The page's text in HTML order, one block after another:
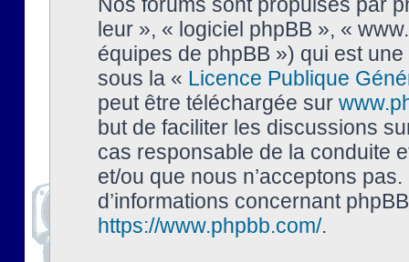
leur », « logiciel phpBB », «
équipes de phpBB ») qui est
sous la « Licence Publique
peut être téléchargée sur
but de faciliter les discussions
cas responsable de la conduite
et/ou que nous n’acceptons
d’informations concernant
https://www.phpbb.com/.